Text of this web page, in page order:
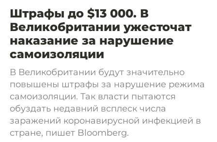
Штрафы до $13 000. В
Великобритании ужесточат
наказание за нарушение
самоизоляции
В Великобритании будут значительно
повышены штрафы за нарушение режима
самоизоляции. Так власти пытаются
обуздать недавний всплеск числа
заражений коронавирусной инфекцией в
стране, пишет Bloomberg.